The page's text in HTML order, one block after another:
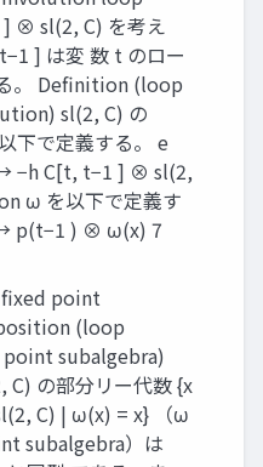
⊗ sl(2, C) を考え
] は変 数 t のロー
。 Definition (loop
sl(2, C) の
下で定義する。 e
−h C[t, t−1 ] ⊗ sl(2,
ω を以下で定義す
p(t−1 ) ⊗ ω(x) 7
point
(loop
subalgebra)
の部分リー代数 {x
C) | ω(x) = x} （ω
subalgebra）は